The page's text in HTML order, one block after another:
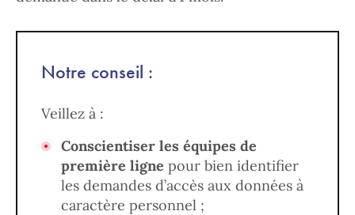
Notre conseil :
Veillez à :
Conscientiser les équipes de
première ligne pour bien identifier
les demandes d’accès aux données à
caractère personnel ;